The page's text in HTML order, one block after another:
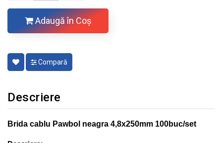
Adaugă în Coş
Compară
Descriere
Brida cablu Pawbol neagra 4,8x250mm 100buc/set